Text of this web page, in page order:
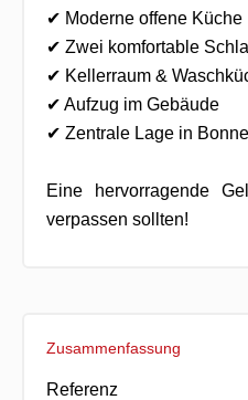
✔ Moderne offene Küche
✔ Zwei komfortable
✔ Kellerraum &
✔ Aufzug im Gebäude
✔ Zentrale Lage in
Eine hervorragende
verpassen sollten!
Zusammenfassung
Referenz